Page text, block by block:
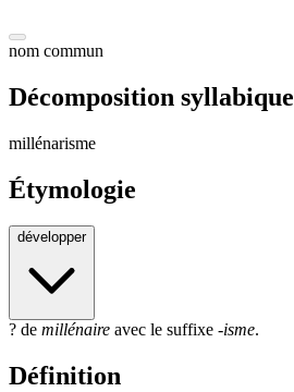
nom commun
Décomposition syllabique
millénarisme
Étymologie
développer
? de millénaire avec le suffixe -isme.
Définition